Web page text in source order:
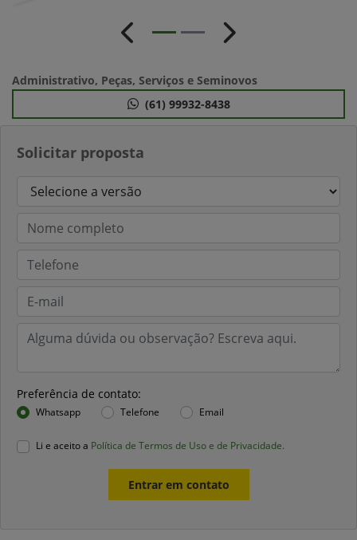
Solicitar proposta
Preferência de contato:
Whatsapp Telefone Email
Li e aceito a Política de Termos de Uso e de Privacidade.
Entrar em contato
Anterior Próximo
Administrativo, Peças, Serviços e Seminovos
(61) 99932-8438